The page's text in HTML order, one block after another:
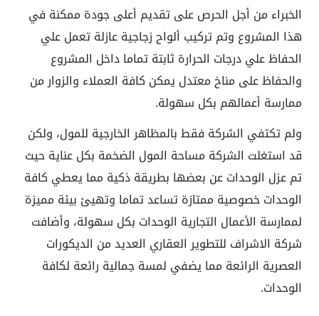
الخبراء من أجل الحرص على تقديم أعلى جودة ممكنة في
هذا المشروع وتم تركيب ألواح زجاجية عازلة تعمل علي
الحفاظ علي درجات الحرارة ثابتة تماما داخل المشروع
والحفاظ على مناخ معتدل يمكن كافة العملاء والزوار من
ممارسة أعمالهم بكل سهولة.
ولم تكتفي الشركة فقط بالمظاهر الخارجية للمول، ولكن
قد استغلت الشركة مساحة المول الضخمة بكل عناية حيث
تم عزل الوحدات عن بعضها بطريقة ذكية مما يعطي كافة
الوحدات خصوصية ممتازة تساعد تماما وتهيئ بيئة مميزة
لممارسة الأعمال التجارية الوحدات بكل سهولة، وأضافت
شركة الاشراف للتطوير العقاري العديد من الديكورات
العصرية الرائعة مما يضفي لمسة جمالية رائعة لكافة
الوحدات.